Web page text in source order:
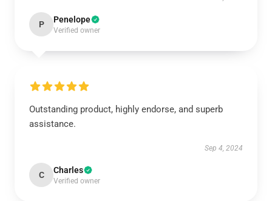
P Penelope
Verified owner
Outstanding product, highly endorse, and superb
assistance.
Sep 4, 2024
C Charles
Verified owner